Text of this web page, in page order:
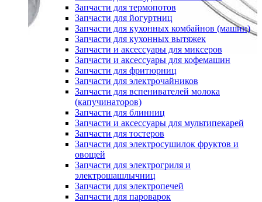
Запчасти для термопотов
Запчасти для йогуртниц
Запчасти для кухонных комбайнов (машин)
Запчасти для кухонных вытяжек
Запчасти и аксессуары для миксеров
Запчасти и аксессуары для кофемашин
Запчасти для фритюрниц
Запчасти для электрочайников
Запчасти для вспенивателей молока
(капучинаторов)
Запчасти для блинниц
Запчасти и аксессуары для мультипекарей
Запчасти для тостеров
Запчасти для электросушилок фруктов и
овощей
Запчасти для электрогриля и
электрошашлычниц
Запчасти для электропечей
Запчасти для пароварок